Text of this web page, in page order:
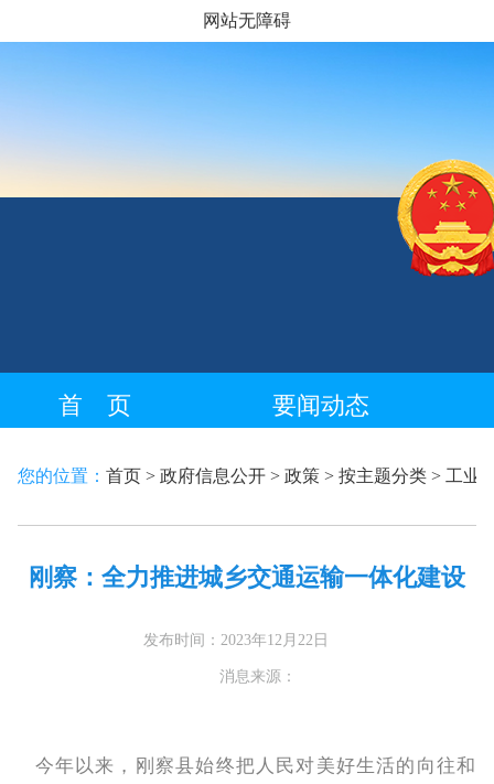
网站无障碍
首 页 要闻动态
藏语专栏
您的位置： 首页 > 政府信息公开 > 政策 > 按主题分类 > 工业
刚察：全力推进城乡交通运输一体化建设
发布时间：2023年12月22日
消息来源：
今年以来，刚察县始终把人民对美好生活的向往和